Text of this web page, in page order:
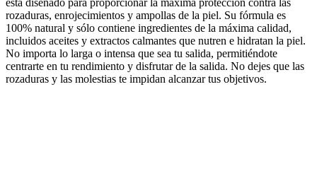
rozaduras, enrojecimientos y ampollas de la piel. Su fórmula es
100% natural y sólo contiene ingredientes de la máxima calidad,
incluidos aceites y extractos calmantes que nutren e hidratan la piel.
No importa lo larga o intensa que sea tu salida, permitiéndote
centrarte en tu rendimiento y disfrutar de la salida. No dejes que las
rozaduras y las molestias te impidan alcanzar tus objetivos.